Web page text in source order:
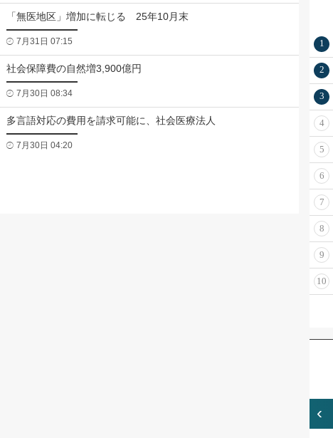
「無医地区」増加に転じる 25年10月末
7月31日 07:15
社会保障費の自然増3,900億円
7月30日 08:34
多言語対応の費用を請求可能に、社会医療法人
7月30日 04:20
1
2
3
4
5
6
7
8
9
10
‹